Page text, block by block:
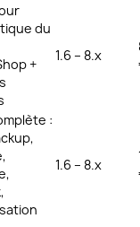
du
+
1.6 – 8.x
:
1.6 – 8.x